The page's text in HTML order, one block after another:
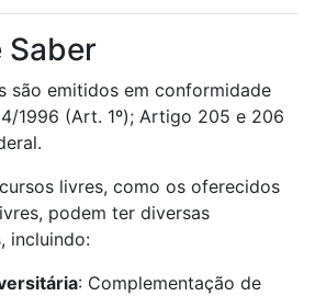
Saber
são emitidos em conformidade
1996 (Art. 1º); Artigo 205 e 206
livres, como os oferecidos
podem ter diversas
incluindo:
: Complementação de